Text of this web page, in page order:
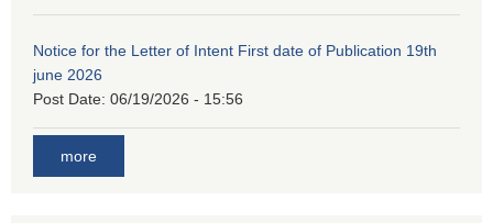
Notice for the Letter of Intent First date of Publication 19th
june 2026
Post Date: 06/19/2026 - 15:56
more